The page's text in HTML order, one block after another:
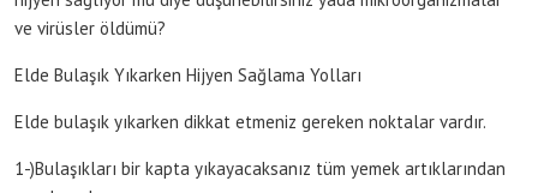
ve virüsler öldümü?
Elde Bulaşık Yıkarken Hijyen Sağlama Yolları
Elde bulaşık yıkarken dikkat etmeniz gereken noktalar vardır.
1-)Bulaşıkları bir kapta yıkayacaksanız tüm yemek artıklarından